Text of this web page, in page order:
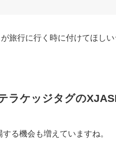
旅行に行く時に付けてほしい
ラケッジタグの
る機会も増えていますね。